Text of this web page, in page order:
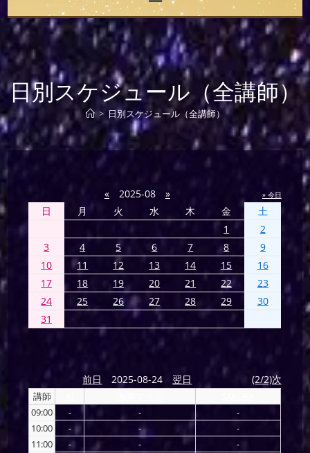
日別スケジュール（全講師）
> 日別スケジュール（全講師）
« 2025-08 » » 今日
日 月 火 水 木 金
土
1
2
3
4 5 6 7 8
9
10
11 12 13 14 15
16
17
18 19 20 21 22
23
24
25 26 27 28 29
30
31
前日 2025-08-24 翌日 (2/2)次
講師
09:00
- -
-
10:00
- -
-
11:00
- -
-